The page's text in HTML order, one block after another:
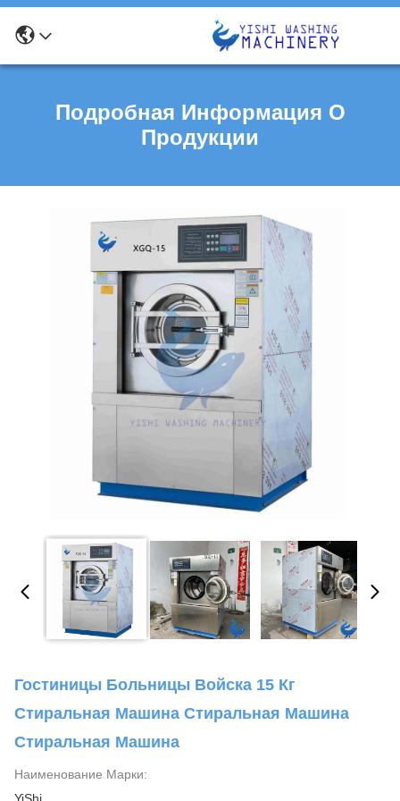
Подробная Информация О
Продукции
Гостиницы Больницы Войска 15 Кг
Стиральная Машина Стиральная Машина
Стиральная Машина
Наименование Марки: